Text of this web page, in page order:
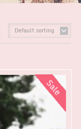
Default sorting
LIST